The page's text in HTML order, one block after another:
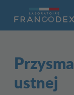
ustnej